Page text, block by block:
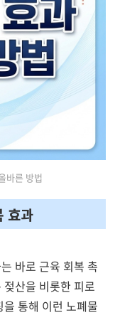
바른 방법
효과
바로 근육 회복 촉
산을 비롯한 피로
통해 이런 노폐물